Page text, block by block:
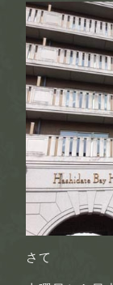
さて